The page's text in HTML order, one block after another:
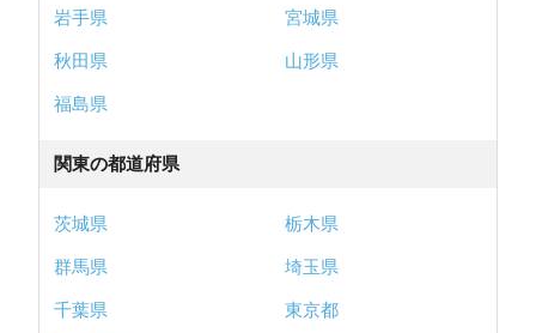
岩手県
宮城県
秋田県
山形県
福島県
関東の都道府県
茨城県
栃木県
群馬県
埼玉県
千葉県
東京都